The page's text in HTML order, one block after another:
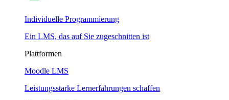
Individuelle Programmierung
Ein LMS, das auf Sie zugeschnitten ist
Plattformen
Moodle LMS
Leistungsstarke Lernerfahrungen schaffen